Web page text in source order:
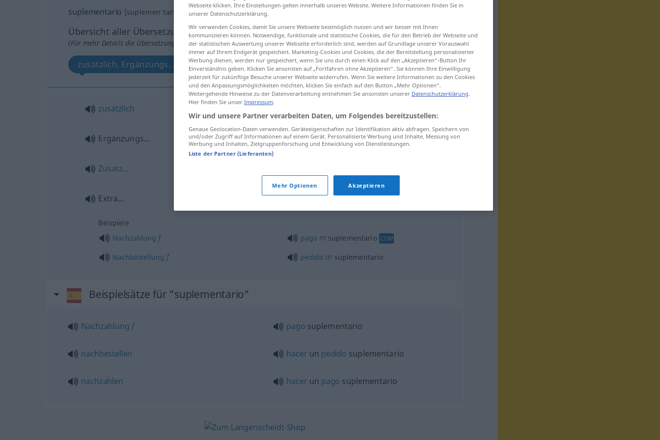
suplementario [suplemenˈtarĭo] adj
Übersicht aller Übersetzungen
(Für mehr Details die Übersetzung anklicken/antippen)
zusätzlich, Ergänzungs…, Zusatz…, Extra…
zusätzlich
Ergänzungs… suplementario
Zusatz…
Extra… suplementario
Beispiele
Nachzahlung f pagom suplementario COM
Nachbestellung f pedido m suplementario
Beispielsätze für "suplementario"
Nachzahlung f pago suplementario
nachbestellen hacer un pedido suplementario
nachzahlen hacer un pago suplementario
Webseite klicken. Ihre Einstellungen gelten innerhalb unseres Website. Weitere Informationen finden Sie in
unserer Datenschutzerklärung.
Wir verwenden Cookies, damit Sie unsere Webseite bestmöglich nutzen und wir besser mit Ihnen
kommunizieren können. Notwendige, funktionale und statistische Cookies, die für den Betrieb der Webseite und
der statistischen Auswertung unserer Webseite erforderlich sind, werden auf Grundlage unserer Vorauswahl
immer auf Ihrem Endgerät gespeichert. Marketing-Cookies und Cookies, die der Bereitstellung personalisierter
Werbung dienen, werden nur gespeichert, wenn Sie uns durch einen Klick auf den „Akzeptieren“-Button Ihr
Einverständnis geben. Klicken Sie ansonsten auf „Fortfahren ohne Akzeptieren“. Sie können Ihre Einwilligung
jederzeit für zukünftige Besuche unserer Webseite widerrufen. Wenn Sie weitere Informationen zu den Cookies
und den Anpassungsmöglichkeiten möchten, klicken Sie einfach auf den Button „Mehr Optionen“.
Weitergehende Hinweise zu der Datenverarbeitung entnehmen Sie ansonsten unserer Datenschutzerklärung.
Hier finden Sie unser Impressum.
Wir und unsere Partner verarbeiten Daten, um Folgendes bereitzustellen:
Genaue Geolocation-Daten verwenden. Geräteeigenschaften zur Identifikation aktiv abfragen. Speichern von
und/oder Zugriff auf Informationen auf einem Gerät. Personalisierte Werbung und Inhalte, Messung von
Werbung und Inhalten, Zielgruppenforschung und Entwicklung von Dienstleistungen.
Liste der Partner (Lieferanten)
Mehr Optionen Akzeptieren